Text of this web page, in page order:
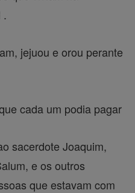
.
jejuou e orou perante
cada um podia pagar
sacerdote Joaquim,
e os outros
que estavam com